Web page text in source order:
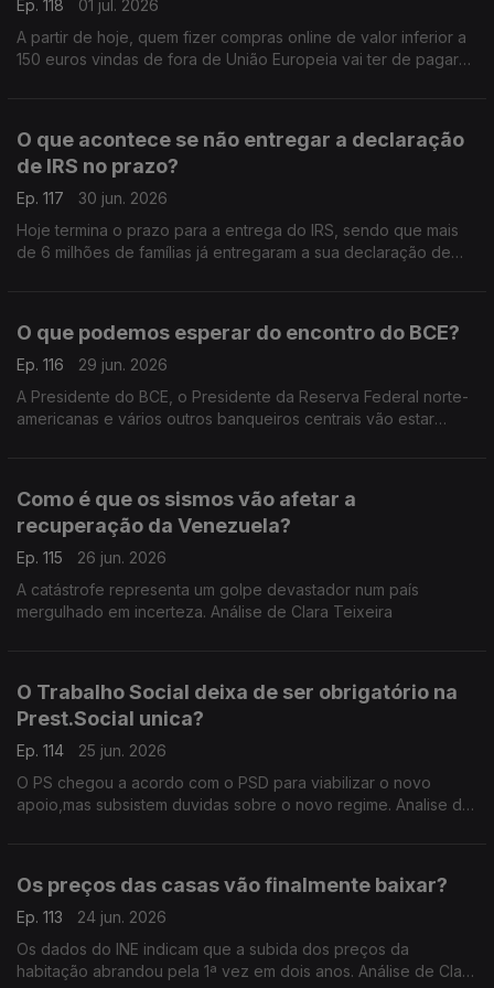
Ep. 118
01 jul. 2026
A partir de hoje, quem fizer compras online de valor inferior a
150 euros vindas de fora de União Europeia vai ter de pagar
O que acontece se não entregar a declaração
de IRS no prazo?
Ep. 117
30 jun. 2026
Hoje termina o prazo para a entrega do IRS, sendo que mais
de 6 milhões de famílias já entregaram a sua declaração de
O que podemos esperar do encontro do BCE?
Ep. 116
29 jun. 2026
A Presidente do BCE, o Presidente da Reserva Federal norte-
americanas e vários outros banqueiros centrais vão estar
Como é que os sismos vão afetar a
recuperação da Venezuela?
Ep. 115
26 jun. 2026
A catástrofe representa um golpe devastador num país
mergulhado em incerteza. Análise de Clara Teixeira
O Trabalho Social deixa de ser obrigatório na
Prest.Social unica?
Ep. 114
25 jun. 2026
O PS chegou a acordo com o PSD para viabilizar o novo
apoio,mas subsistem duvidas sobre o novo regime. Analise de
Os preços das casas vão finalmente baixar?
Ep. 113
24 jun. 2026
Os dados do INE indicam que a subida dos preços da
habitação abrandou pela 1ª vez em dois anos. Análise de Clara